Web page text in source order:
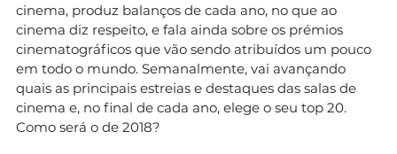
cinema, produz balanços de cada ano, no que ao
cinema diz respeito, e fala ainda sobre os prémios
cinematográficos que vão sendo atribuídos um pouco
em todo o mundo. Semanalmente, vai avançando
quais as principais estreias e destaques das salas de
cinema e, no final de cada ano, elege o seu top 20.
Como será o de 2018?